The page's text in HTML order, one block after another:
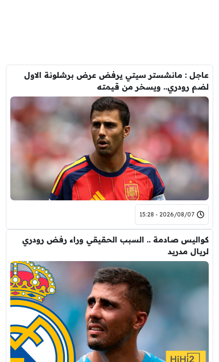
عاجل : مانشستر سيتي يرفض عرض برشلونة الاول
لضم رودري.. ويسخر من قيمته
2026/08/07 - 15:28
كواليس صادمة .. السبب الحقيقي وراء رفض رودري
لريال مدريد